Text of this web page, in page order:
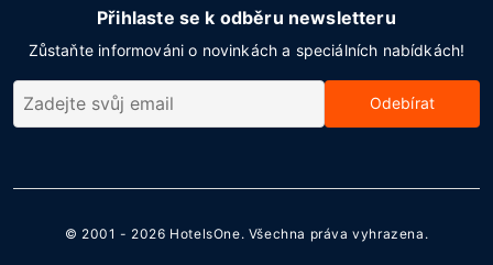
Přihlaste se k odběru newsletteru
Zůstaňte informováni o novinkách a speciálních nabídkách!
Odebírat
© 2001 - 2026 HotelsOne. Všechna práva vyhrazena.